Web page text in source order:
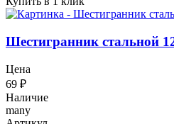
Шестигранник стальной
Цена
69 ₽
Наличие
many